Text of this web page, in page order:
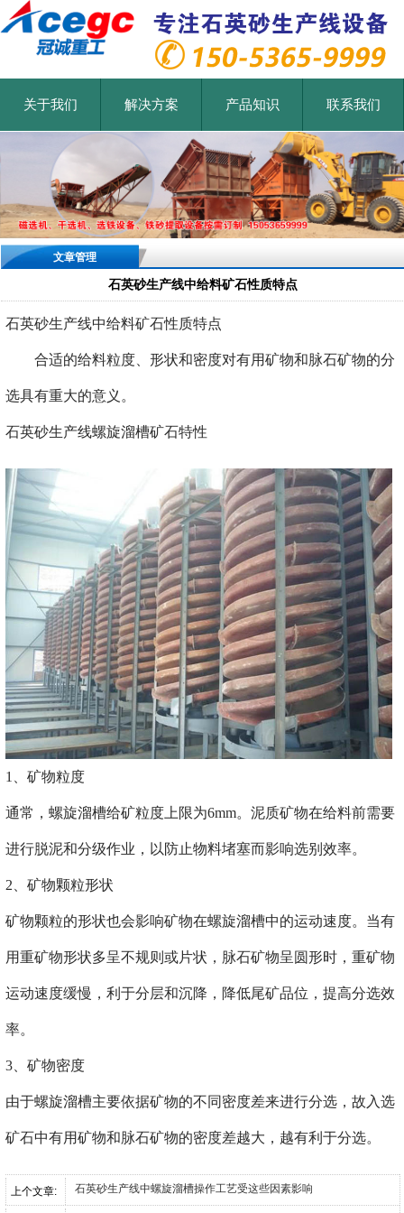
关于我们 解决方案 产品知识 联系我们
文章管理
石英砂生产线中给料矿石性质特点
石英砂生产线中给料矿石性质特点
合适的给料粒度、形状和密度对有用矿物和脉石矿物的分
选具有重大的意义。
石英砂生产线螺旋溜槽矿石特性
1、矿物粒度
通常，螺旋溜槽给矿粒度上限为6mm。泥质矿物在给料前需要
进行脱泥和分级作业，以防止物料堵塞而影响选别效率。
2、矿物颗粒形状
矿物颗粒的形状也会影响矿物在螺旋溜槽中的运动速度。当有
用重矿物形状多呈不规则或片状，脉石矿物呈圆形时，重矿物
运动速度缓慢，利于分层和沉降，降低尾矿品位，提高分选效
率。
3、矿物密度
由于螺旋溜槽主要依据矿物的不同密度差来进行分选，故入选
矿石中有用矿物和脉石矿物的密度差越大，越有利于分选。
上个文章: 石英砂生产线中螺旋溜槽操作工艺受这些因素影响